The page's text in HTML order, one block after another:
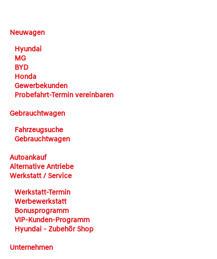
Neuwagen
Hyundai
MG
BYD
Honda
Gewerbekunden
Probefahrt-Termin vereinbaren
Gebrauchtwagen
Fahrzeugsuche
Gebrauchtwagen
Autoankauf
Alternative Antriebe
Werkstatt / Service
Werkstatt-Termin
Werbewerkstatt
Bonusprogramm
VIP-Kunden-Programm
Hyundai - Zubehör Shop
Unternehmen